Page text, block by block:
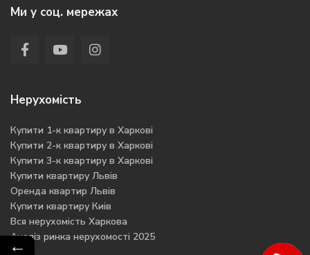
Ми у соц. мережах
Нерухомість
Купити 1-к квартиру в Харкові
Купити 2-к квартиру в Харкові
Купити 3-к квартиру в Харкові
Купити квартиру Львів
Оренда квартир Львів
Купити квартиру Киів
Вся нерухомість Харкова
Аналіз ринка нерухомості 2025
←